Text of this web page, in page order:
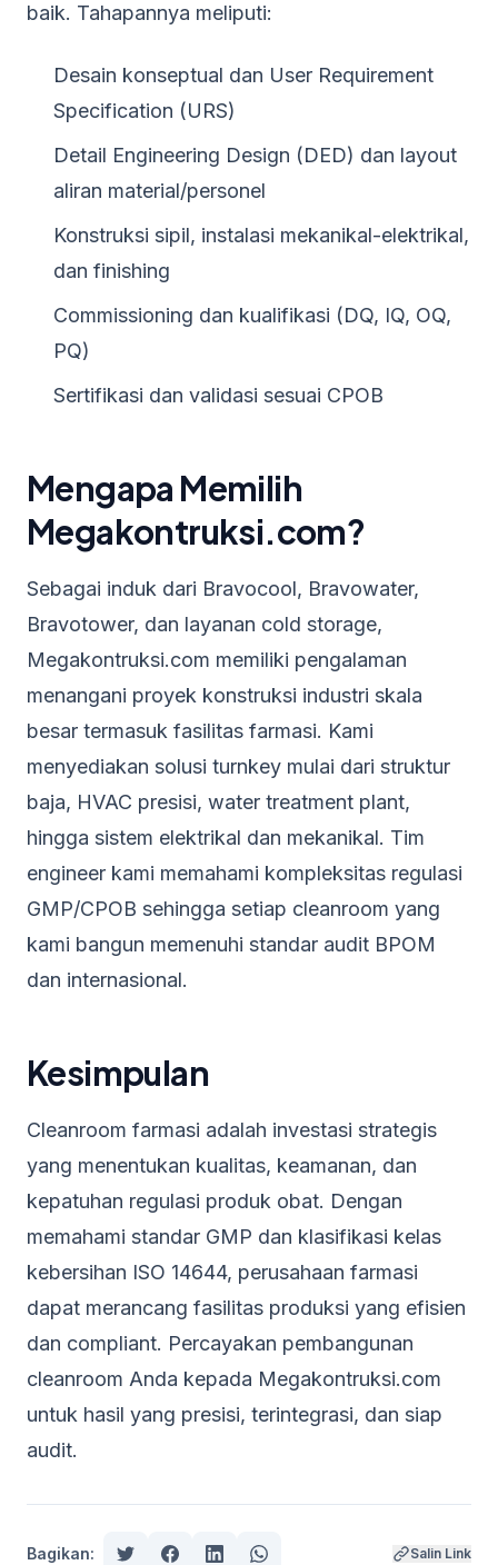
baik. Tahapannya meliputi:
Desain konseptual dan User Requirement
Specification (URS)
Detail Engineering Design (DED) dan layout
aliran material/personel
Konstruksi sipil, instalasi mekanikal-elektrikal,
dan finishing
Commissioning dan kualifikasi (DQ, IQ, OQ,
PQ)
Sertifikasi dan validasi sesuai CPOB
Mengapa Memilih
Megakontruksi.com?
Sebagai induk dari Bravocool, Bravowater,
Bravotower, dan layanan cold storage,
Megakontruksi.com memiliki pengalaman
menangani proyek konstruksi industri skala
besar termasuk fasilitas farmasi. Kami
menyediakan solusi turnkey mulai dari struktur
baja, HVAC presisi, water treatment plant,
hingga sistem elektrikal dan mekanikal. Tim
engineer kami memahami kompleksitas regulasi
GMP/CPOB sehingga setiap cleanroom yang
kami bangun memenuhi standar audit BPOM
dan internasional.
Kesimpulan
Cleanroom farmasi adalah investasi strategis
yang menentukan kualitas, keamanan, dan
kepatuhan regulasi produk obat. Dengan
memahami standar GMP dan klasifikasi kelas
kebersihan ISO 14644, perusahaan farmasi
dapat merancang fasilitas produksi yang efisien
dan compliant. Percayakan pembangunan
cleanroom Anda kepada Megakontruksi.com
untuk hasil yang presisi, terintegrasi, dan siap
audit.
Bagikan: Salin Link